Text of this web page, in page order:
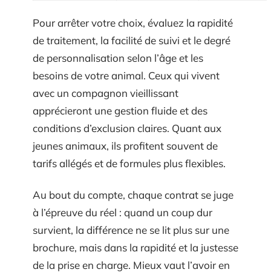
Pour arrêter votre choix, évaluez la rapidité
de traitement, la facilité de suivi et le degré
de personnalisation selon l’âge et les
besoins de votre animal. Ceux qui vivent
avec un compagnon vieillissant
apprécieront une gestion fluide et des
conditions d’exclusion claires. Quant aux
jeunes animaux, ils profitent souvent de
tarifs allégés et de formules plus flexibles.
Au bout du compte, chaque contrat se juge
à l’épreuve du réel : quand un coup dur
survient, la différence ne se lit plus sur une
brochure, mais dans la rapidité et la justesse
de la prise en charge. Mieux vaut l’avoir en